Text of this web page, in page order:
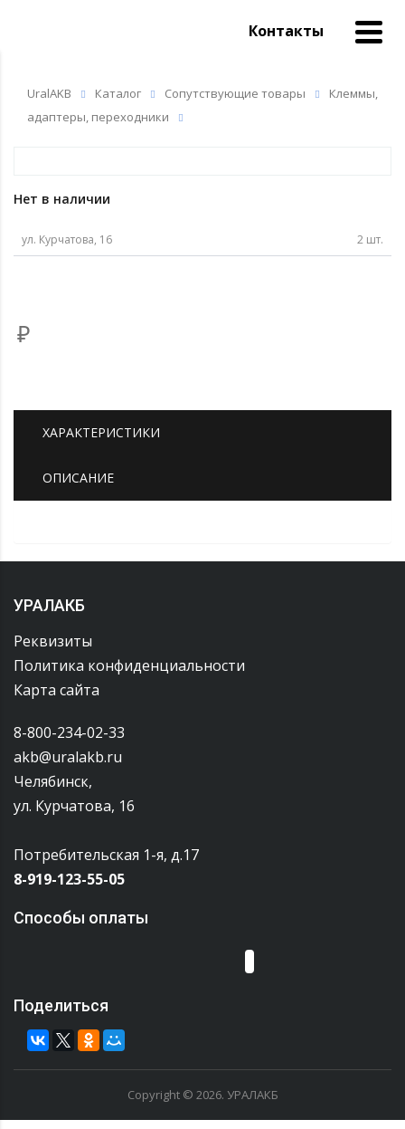
Контакты
UralAKB Каталог Сопутствующие товары
Клеммы,
адаптеры, переходники
Нет в наличии
ул. Курчатова, 16 2 шт.
₽
ХАРАКТЕРИСТИКИ
ОПИСАНИЕ
УРАЛАКБ
Реквизиты
Политика конфиденциальности
Карта сайта
8-800-234-02-33
akb@uralakb.ru
Челябинск,
ул. Курчатова, 16
Потребительская 1-я, д.17
8-919-123-55-05
Способы оплаты
Поделиться
Copyright © 2026. УРАЛАКБ